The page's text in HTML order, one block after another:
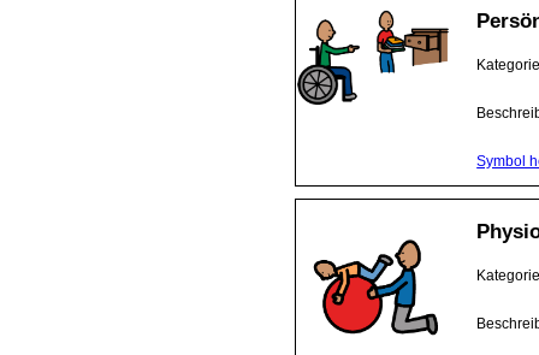
Symbol